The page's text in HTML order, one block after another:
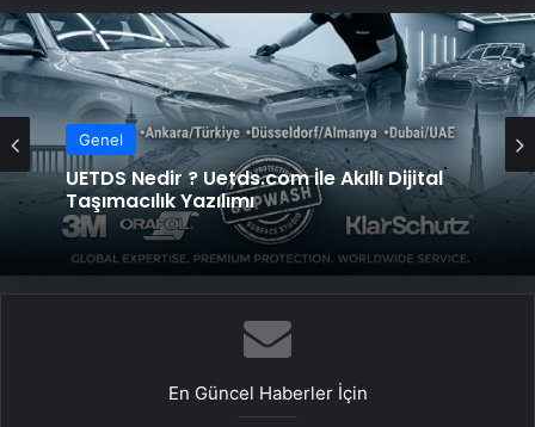
Genel
UETDS Nedir ? Uetds.com İle Akıllı Dijital
Genel
Yeni Dünya Düzensizliği Çağında Türk Dış
Politikası ve Hakan Fidan Faktörü
En Güncel Haberler İçin